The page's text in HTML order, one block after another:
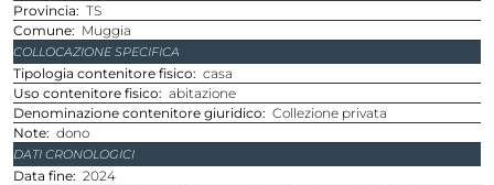
provincia
TS
comune
Muggia
COLLOCAZIONE SPECIFICA
Tipologia contenitore fisico
casa
Uso contenitore fisico
abitazione
Denominazione contenitore giuridico
Collezione privata
Note dono
DATI CRONOLOGICI
Data fine 2024